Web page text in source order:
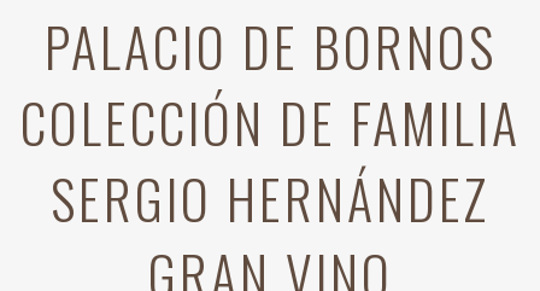
LOS VINOS
NOTICIAS
PALACIO DE BORNOS
COLECCIÓN DE FAMILIA
SERGIO HERNÁNDEZ
GRAN VINO